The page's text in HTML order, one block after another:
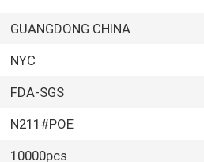
GUANGDONG CHINA
NYC
FDA-SGS
N211#POE
10000pcs